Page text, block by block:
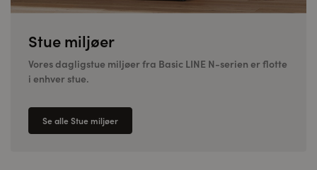
Stue miljøer
Vores dagligstue miljøer fra Basic LINE N-serien er flotte
i enhver stue.
Se alle Stue miljøer